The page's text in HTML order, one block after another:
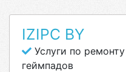
IZIPC BY
Услуги по
геймпадов